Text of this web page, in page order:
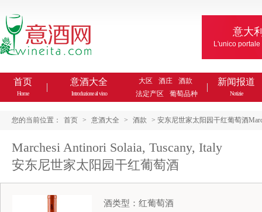
意大
L'unico
首页
Home
意酒大全
Introduzione al vino
大区 酒庄
酒款
法定产区
葡萄品种
新闻报道
Notizie
您的当前位置： 首页 > 意酒大全 > 酒款 > 安东尼世家太阳园干红葡萄酒
Marchesi Antinori Solaia, Tuscany, Italy
安东尼世家太阳园干红葡萄酒
酒类型：红葡萄酒